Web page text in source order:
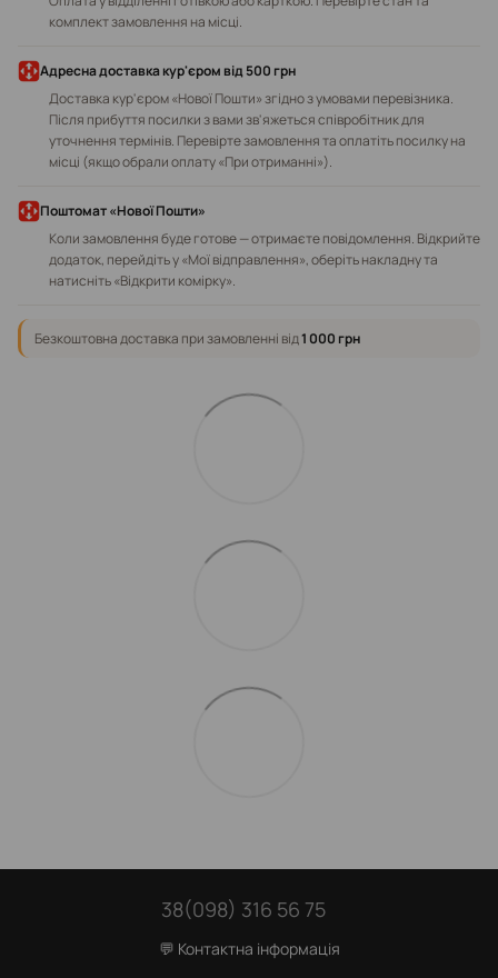
комплект замовлення на місці.
Адресна доставка кур'єром від 500 грн
Доставка кур'єром «Нової Пошти» згідно з умовами перевізника.
Після прибуття посилки з вами зв'яжеться співробітник для
уточнення термінів. Перевірте замовлення та оплатіть посилку на
місці (якщо обрали оплату «При отриманні»).
Поштомат «Нової Пошти»
Коли замовлення буде готове — отримаєте повідомлення. Відкрийте
додаток, перейдіть у «Мої відправлення», оберіть накладну та
натисніть «Відкрити комірку».
Безкоштовна доставка при замовленні від1 000 грн
38(098) 316 56 75
💬 Контактна інформація